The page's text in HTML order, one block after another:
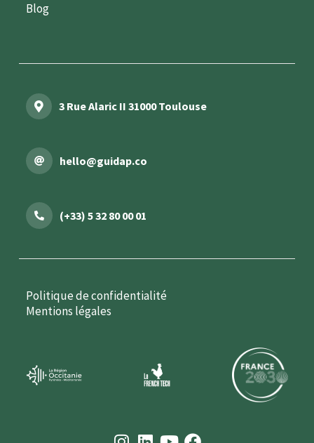
Blog
3 Rue Alaric II 31000 Toulouse
hello@guidap.co
(+33) 5 32 80 00 01
Politique de confidentialité
Mentions légales